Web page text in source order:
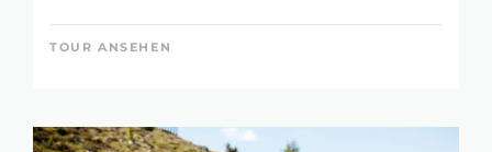
TOUR ANSEHEN